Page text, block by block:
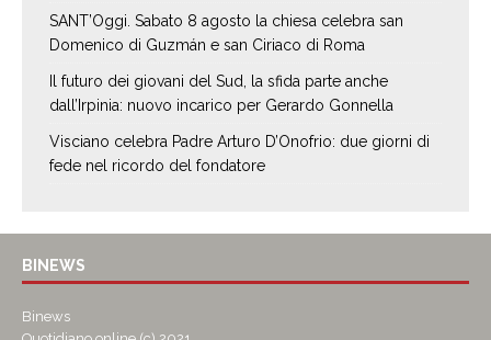
SANT’Oggi. Sabato 8 agosto la chiesa celebra san
Domenico di Guzmán e san Ciriaco di Roma
Il futuro dei giovani del Sud, la sfida parte anche
dall’Irpinia: nuovo incarico per Gerardo Gonnella
Visciano celebra Padre Arturo D’Onofrio: due giorni di
fede nel ricordo del fondatore
BINEWS
Binews